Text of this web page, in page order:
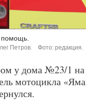
Петров. Фото: редакция.
у дома №23/1
мотоцикла